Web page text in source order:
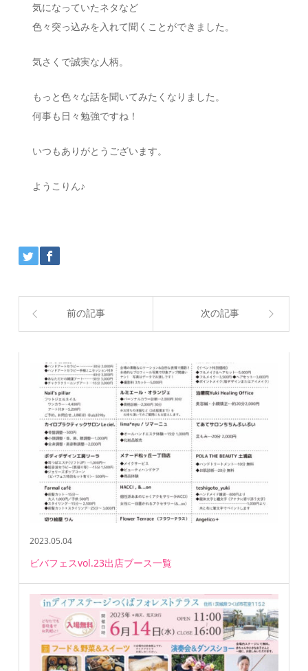
気になっていたネタなど
色々突っ込みを入れて聞くことができました。
気さくで誠実な人柄。
もっと色々な話を聞いてみたくなりました。
何事も日々勉強ですね！
いつもありがとうございます。
ようこりん♪
前の記事 次の記事
2023.05.04
ビバフェスvol.23出店ブース一覧